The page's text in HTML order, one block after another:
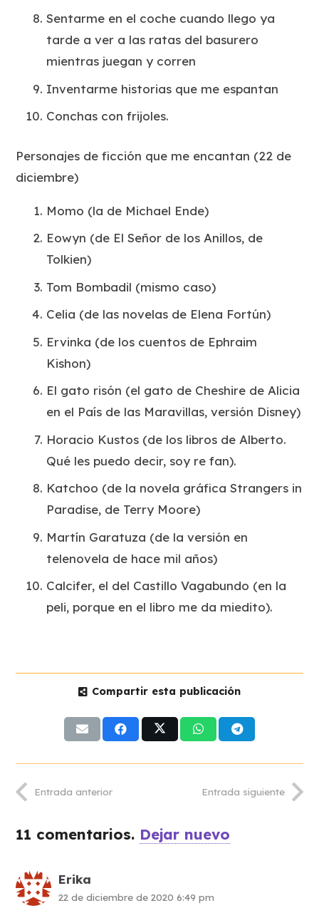
Sentarme en el coche cuando llego ya
tarde a ver a las ratas del basurero
mientras juegan y corren
Inventarme historias que me espantan
Conchas con frijoles.
Personajes de ficción que me encantan (22 de
diciembre)
Momo (la de Michael Ende)
Eowyn (de El Señor de los Anillos, de
Tolkien)
Tom Bombadil (mismo caso)
Celia (de las novelas de Elena Fortún)
Ervinka (de los cuentos de Ephraim
Kishon)
El gato risón (el gato de Cheshire de Alicia
en el País de las Maravillas, versión Disney)
Horacio Kustos (de los libros de Alberto.
Qué les puedo decir, soy re fan).
Katchoo (de la novela gráfica Strangers in
Paradise, de Terry Moore)
Martín Garatuza (de la versión en
telenovela de hace mil años)
Calcifer, el del Castillo Vagabundo (en la
peli, porque en el libro me da miedito).
Compartir esta publicación
Entrada anterior Entrada siguiente
11 comentarios. Dejar nuevo
Erika
22 de diciembre de 2020 6:49 pm